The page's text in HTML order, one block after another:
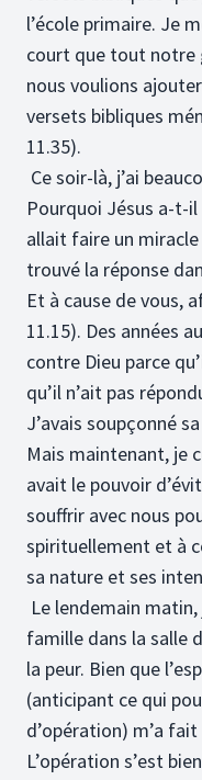
l’école primaire. Je
court que tout notre
nous voulions
versets bibliques
11.35).
Ce soir-là, j’ai
Pourquoi Jésus a-t-il
allait faire un miracle
trouvé la réponse
Et à cause de vous,
11.15). Des années
contre Dieu parce
qu’il n’ait pas
J’avais soupçonné
Mais maintenant, je
avait le pouvoir
souffrir avec nous
spirituellement et à
sa nature et ses
Le lendemain
famille dans la salle
la peur. Bien que
(anticipant ce qui
d’opération) m’a
L’opération s’est